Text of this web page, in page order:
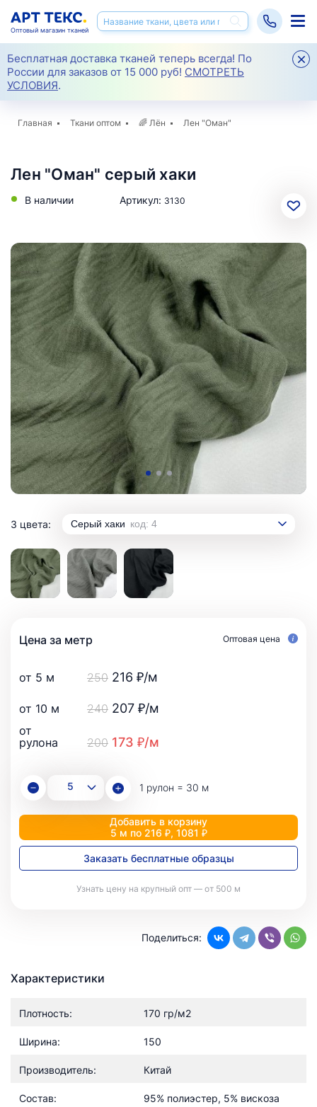
Бесплатная доставка тканей теперь всегда! По
России для заказов от 15 000 руб! СМОТРЕТЬ
УСЛОВИЯ.
Оптовый магазин тканей
Главная Ткани оптом 🌈 Лён Лен "Оман"
Лен "Оман" серый хаки
В наличии Артикул: 3130
3 цвета: Серый хаки код: 4
Цена за метр Оптовая цена
от 5 м 250 216 ₽/м
от 10 м 240 207 ₽/м
от
рулона
200 173 ₽/м
1 рулон = 30 м
Добавить в корзину
5 м по 216 ₽, 1081 ₽
Заказать бесплатные образцы
Узнать цену на крупный опт — от 500 м
Поделиться:
Характеристики
Плотность: 170 гр/м2
Ширина: 150
Производитель: Китай
Состав: 95% полиэстер, 5% вискоза